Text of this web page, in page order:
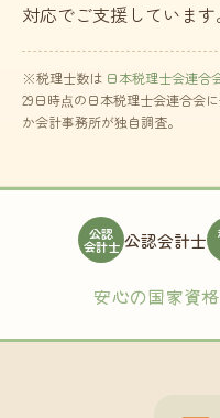
対応でご支援しています
※税理士数は 日本税理士会連合
29日時点の日本税理士会連合会
か会計事務所が独自調査。
公認
会計士 公認会計士
安心の国家資